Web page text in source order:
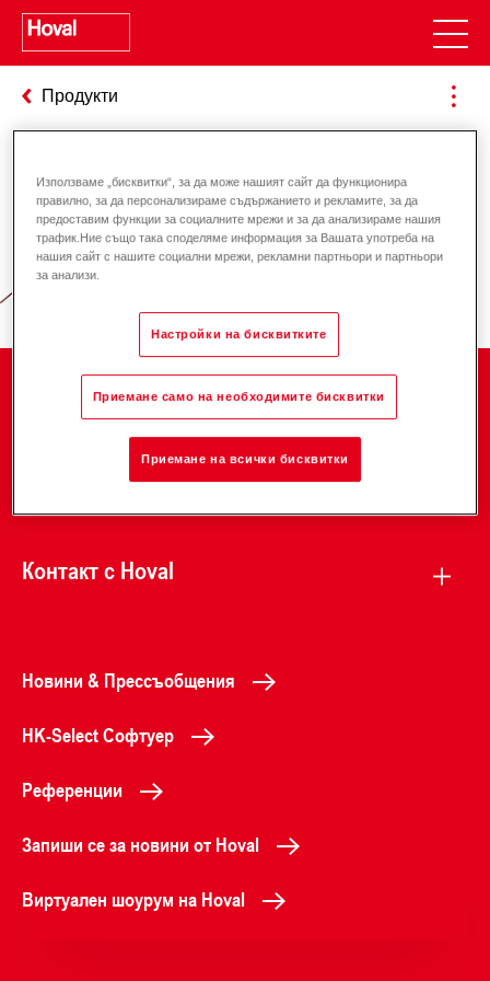
Продукти
Отговорност за енергията и
околната среда
Компания
Контакт с Hoval
Новини & Прессъобщения
HK-Select Софтуер
Референции
Запиши се за новини от Hoval
Виртуален шоурум на Hoval
Използваме „бисквитки“, за да може нашият сайт да функционира
правилно, за да персонализираме съдържанието и рекламите, за да
предоставим функции за социалните мрежи и за да анализираме нашия
трафик.Ние също така споделяме информация за Вашата употреба на
нашия сайт с нашите социални мрежи, рекламни партньори и партньори
за анализи.
Настройки на бисквитките
Приемане само на необходимите бисквитки
Приемане на всички бисквитки